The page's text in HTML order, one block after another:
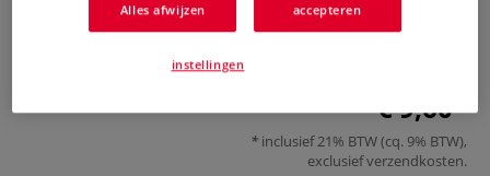
€ 9,60
inclusief 21% BTW (cq. 9% BTW),
exclusiefverzendkosten.
Alles afwijzen accepteren
instellingen